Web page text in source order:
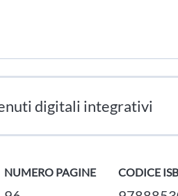
digitali integrativi
NUMERO PAGINE CODICE